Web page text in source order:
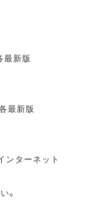
最新版
最新版
ンターネット
。